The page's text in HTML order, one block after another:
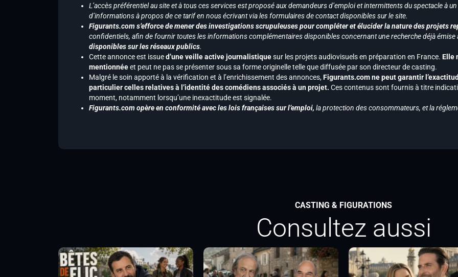
L’accès préférentiel au site et à tous ces services est proposé aux demandeurs d’emploi et intermittents du spectacle à
d’informations à propos de ce tarif en nous écrivant via les formulaires de contact disponibles sur le site.
Figurants.com s’efforce de mener des investigations scrupuleuses pour compléter et élucider la nature des projets
confidentiels, afin de fournir toutes les informations complémentaires disponibles concernant une recherche déjà émise
disponibles sur les réseaux publics.
Cette annonce est issued’une veille active journalistiquesur les projets audiovisuels en préparation en France. Elle
mentionnéeet peut ne pas se présenter sous sa forme originelle telle que diffusée par son directeur de casting.
Malgré le soin apporté à la vérification et à l’enrichissement des annonces,Figurants.com ne peut garantir
particulier celles relatives à l’identité des comédiens associés à un projet. Ces contenus sont fournis à titre
moment, notamment lorsqu’une inexactitude est signalée.
Figurants.com opère en conformité avec les lois françaises sur l’emploi, la protection des consommateurs, et la
CASTING & FIGURATIONS
Consultez aussi